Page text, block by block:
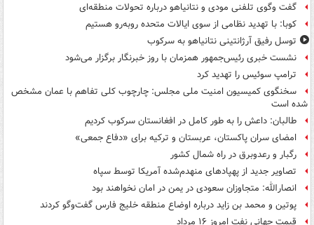
گفت وگوی تلفنی مودی و نتانیاهو درباره تحولات منطقه‌ای
کوبا: با تهدید نظامی از سوی ایالات متحده روبه‌رو هستیم
توسل رفیق آرژانتینی نتانیاهو به سرکوب
نشست خبری رئیس‌جمهور همزمان با روز خبرنگار برگزار می‌شود
ترامپ سوئیس را تهدید کرد
سخنگوی کمیسیون امنیت ملی مجلس: چارچوب کلی تفاهم با عمان مشخص
شده است
طالبان: داعش را به طور کامل در افغانستان سرکوب کردیم
امضای سران پاکستان، عربستان و ترکیه برای «دفاع جمعی»
رگبار و رعدوبرق در راه شمال کشور
تصاویر جدید از پهپادهای منهدم‌شده آمریکا توسط سپاه
انصارالله: متجاوزان سعودی در یمن در امان نخواهند بود
پوتین و محمد بن زاید درباره اوضاع منطقه خلیج فارس گفت‌وگو کردند
قیمت جهانی نفت امروز ۱۶ مرداد